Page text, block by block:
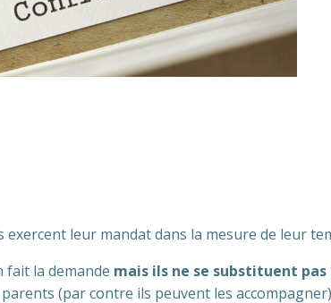
exercent leur mandat dans la mesure de leur
la demande mais ils ne se substituent
(par contre ils peuvent les